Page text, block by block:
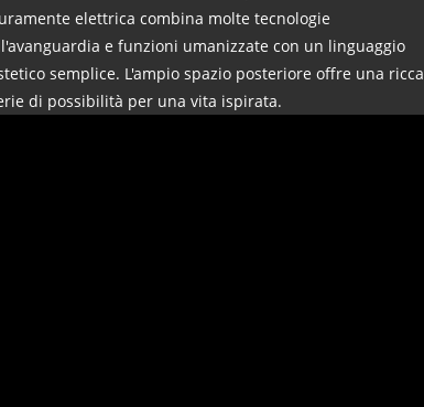
elettrica combina molte tecnologie
e funzioni umanizzate con un linguaggio
semplice. L'ampio spazio posteriore offre una ricca
di possibilità per una vita ispirata.